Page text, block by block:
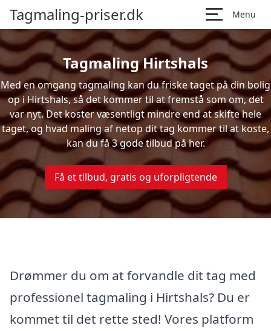
Tagmaling-priser.dk Menu
Tagmaling Hirtshals
Med en omgang tagmaling kan du friske taget på din bolig
op i Hirtshals, så det kommer til at fremstå som om, det
var nyt. Det koster væsentligt mindre end at skifte hele
taget, og hvad maling af netop dit tag kommer til at koste,
kan du få 3 gode tilbud på her.
Få et tilbud, gratis og uforpligtende
Drømmer du om at forvandle dit tag med
professionel tagmaling i Hirtshals? Du er
kommet til det rette sted! Vores platform